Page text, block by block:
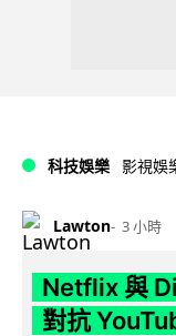
科技娛樂 影視娛
Lawton 3 小時
Netflix 與
對抗